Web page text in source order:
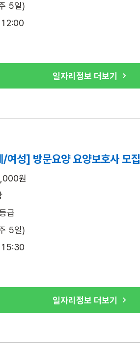
5일)
일자리정보 더보기
성] 방문요양 요양보호사 모집
원
급
5일)
일자리정보 더보기